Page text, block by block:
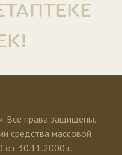
права защищены.
средства массовой
30.11.2000 г.